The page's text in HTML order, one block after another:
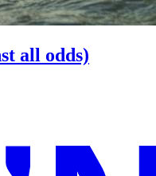
all odds)